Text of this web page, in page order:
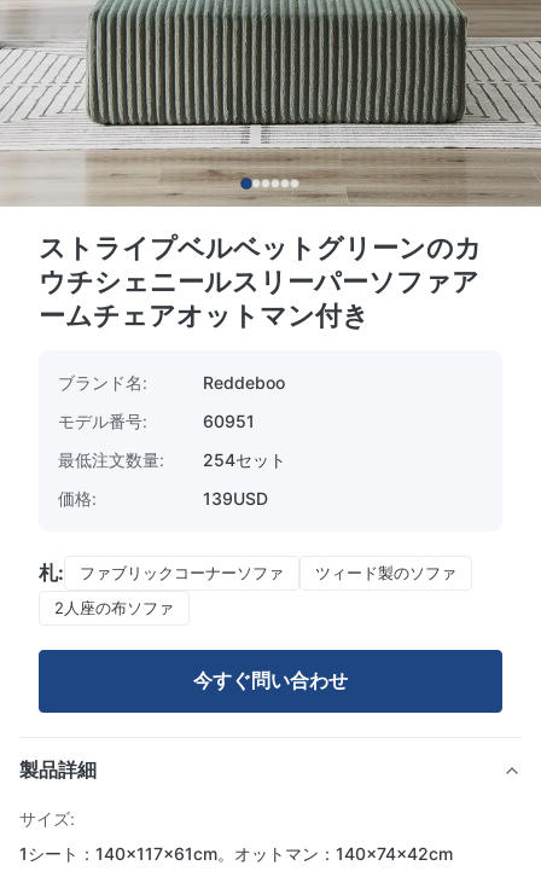
ストライプベルベットグリーンのカ
ウチシェニールスリーパーソファア
ームチェアオットマン付き
ブランド名:
Reddeboo
モデル番号:
60951
最低注文数量:
254セット
価格:
139USD
札: ファブリックコーナーソファ
ツィード製のソファ
2人座の布ソファ
今すぐ問い合わせ
製品詳細
サイズ:
1シート：140×117×61cm。オットマン：140×74×42cm